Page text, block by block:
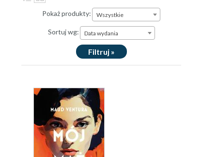
Pokaż produkty: Wszystkie
Sortuj wg: Data wydania
Filtruj »